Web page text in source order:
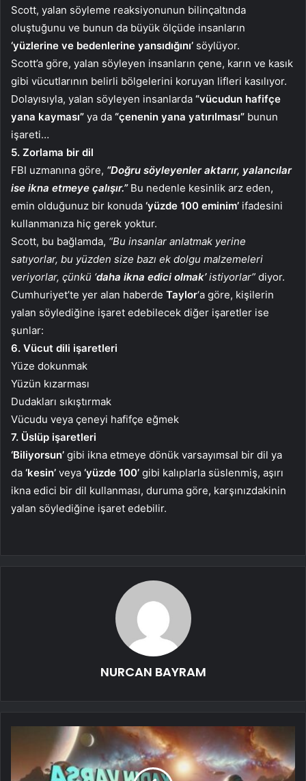
Scott, yalan söyleme reaksiyonunun bilinçaltında
oluştuğunu ve bunun da büyük ölçüde insanların
‘yüzlerine ve bedenlerine yansıdığını’ söylüyor.
Scott’a göre, yalan söyleyen insanların çene, karın ve kasık
gibi vücutlarının belirli bölgelerini koruyan lifleri kasılıyor.
Dolayısıyla, yalan söyleyen insanlarda “vücudun hafifçe
yana kayması” ya da “çenenin yana yatırılması” bunun
işareti…
5. Zorlama bir dil
FBI uzmanına göre, “Doğru söyleyenler aktarır, yalancılar
ise ikna etmeye çalışır.”Bu nedenle kesinlik arz eden,
emin olduğunuz bir konuda ‘yüzde 100 eminim’ ifadesini
kullanmanıza hiç gerek yoktur.
Scott, bu bağlamda, “Bu insanlar anlatmak yerine
satıyorlar, bu yüzden size bazı ek dolgu malzemeleri
veriyorlar, çünkü ‘daha ikna edici olmak’istiyorlar” diyor.
Cumhuriyet’te yer alan haberde Taylor‘a göre, kişilerin
yalan söylediğine işaret edebilecek diğer işaretler ise
şunlar:
6. Vücut dili işaretleri
Yüze dokunmak
Yüzün kızarması
Dudakları sıkıştırmak
Vücudu veya çeneyi hafifçe eğmek
7. Üslüp işaretleri
‘Biliyorsun’ gibi ikna etmeye dönük varsayımsal bir dil ya
da ‘kesin’ veya ‘yüzde 100’ gibi kalıplarla süslenmiş, aşırı
ikna edici bir dil kullanması, duruma göre, karşınızdakinin
yalan söylediğine işaret edebilir.
NURCAN BAYRAM